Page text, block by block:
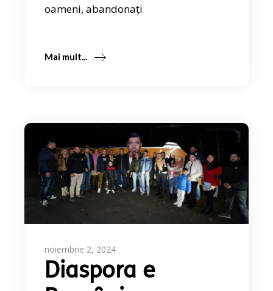
oameni, abandonați
Mai mult...
noiembrie 2, 2024
Diaspora e